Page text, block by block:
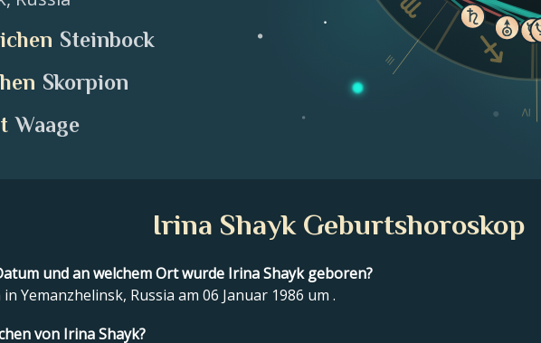
Steinbock
Skorpion
Waage
III
IV
Irina Shayk Geburtshoroskop
und an welchem Ort wurde Irina Shayk geboren?
Yemanzhelinsk, Russia am 06 Januar 1986 um .
von Irina Shayk?